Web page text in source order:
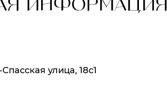
ИНФОРМАЦИЯ
улица, 18с1